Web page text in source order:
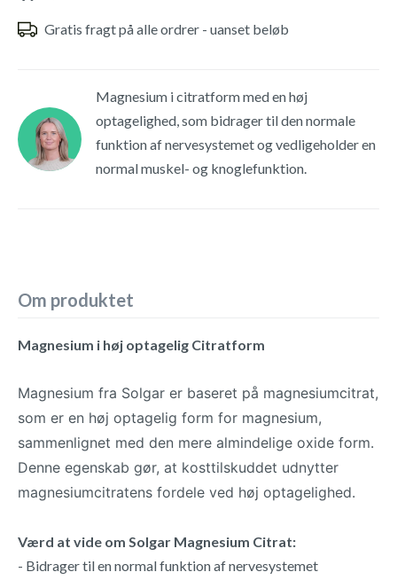
Gratis fragt på alle ordrer - uanset beløb
Magnesium i citratform med en høj
optagelighed, som bidrager til den normale
funktion af nervesystemet og vedligeholder en
normal muskel- og knoglefunktion.
Om produktet
Magnesium i høj optagelig Citratform
Magnesium fra Solgar er baseret på magnesiumcitrat,
som er en høj optagelig form for magnesium,
sammenlignet med den mere almindelige oxide form.
Denne egenskab gør, at kosttilskuddet udnytter
magnesiumcitratens fordele ved høj optagelighed.
Værd at vide om Solgar Magnesium Citrat:
- Bidrager til en normal funktion af nervesystemet